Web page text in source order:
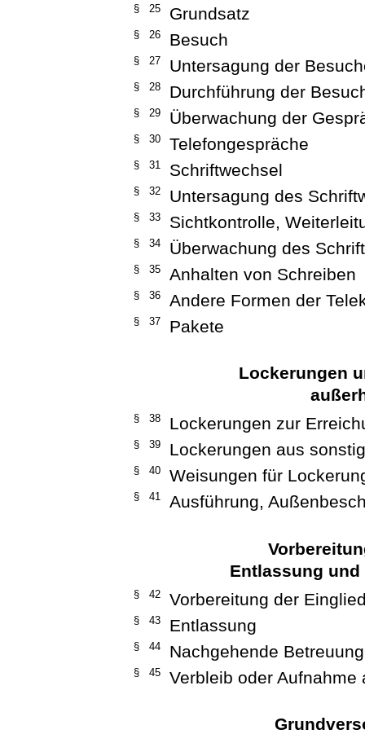
§ 25 Grundsatz
§ 26 Besuch
§ 27 Untersagung der
§ 28 Durchführung der
§ 29 Überwachung der
§ 30 Telefongespräche
§ 31 Schriftwechsel
§ 32 Untersagung des
§ 33 Sichtkontrolle,
§ 34 Überwachung des
§ 35 Anhalten von Schreiben
§ 36 Andere Formen der
§ 37 Pakete
Lockerungen
§ 38 Lockerungen zur
§ 39 Lockerungen aus
§ 40 Weisungen für
§ 41 Ausführung,
Entlassung
§ 42 Vorbereitung der
§ 43 Entlassung
§ 44 Nachgehende Betreuung
§ 45 Verbleib oder